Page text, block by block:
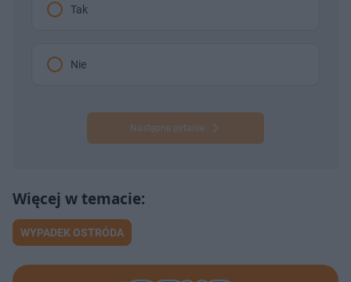
Tak
Nie
Następne pytanie
WYPADEK OSTRÓDA